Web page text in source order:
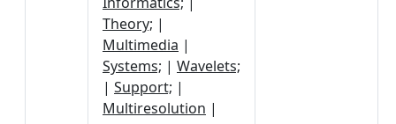
Theory; |
Multimedia |
Systems; | Wavelets;
| Support; |
Multiresolution |